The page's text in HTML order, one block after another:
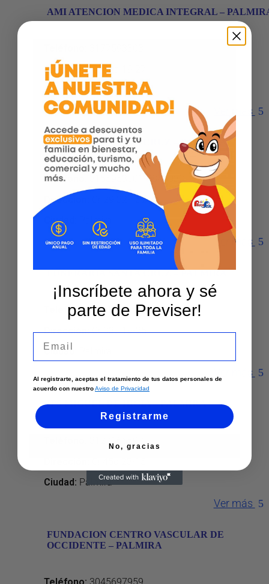
AMI ATENCION MEDICA INTEGRAL –
Dirección:Cr 30a 19 27
Ciudad: Palmira
Ver más
FUNERARIA SANTA CRUZ – PALMIRA
Teléfono
3155953001-2844033
Dirección
Cr 29 32-132
Ciudad:
Palmira
Ver más
FUNERARIA SANTA CRUZ – PALMIRA
Teléfono:2844033
Dirección:Cr 33a 19-25
Ciudad:
Ver más
IPS MIGUEL DE HIGIA – PALMIRA
Ciudad: Palmira
Ver más
FUNDACION CENTRO VASCULAR DE
OCCIDENTE – PALMIRA
¡Inscríbete ahora y sé
parte de Previser!
Al registrarte, aceptas el tratamiento de tus datos personales de
acuerdo con nuestroAviso de Privacidad
Registrarme
No, gracias